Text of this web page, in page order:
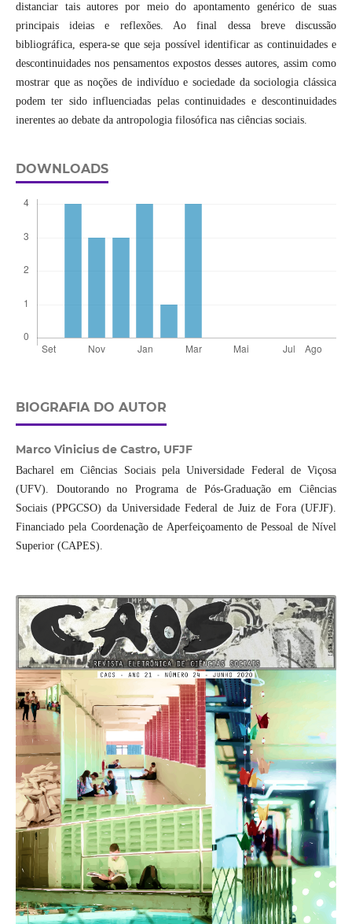
distanciar tais autores por meio do apontamento genérico de suas
principais ideias e reflexões. Ao final dessa breve discussão
bibliográfica, espera-se que seja possível identificar as continuidades e
descontinuidades nos pensamentos expostos desses autores, assim como
mostrar que as noções de indivíduo e sociedade da sociologia clássica
podem ter sido influenciadas pelas continuidades e descontinuidades
inerentes ao debate da antropologia filosófica nas ciências sociais.
DOWNLOADS
BIOGRAFIA DO AUTOR
Marco Vinicius de Castro, UFJF
Bacharel em Ciências Sociais pela Universidade Federal de Viçosa
(UFV). Doutorando no Programa de Pós-Graduação em Ciências
Sociais (PPGCSO) da Universidade Federal de Juiz de Fora (UFJF).
Financiado pela Coordenação de Aperfeiçoamento de Pessoal de Nível
Superior (CAPES).